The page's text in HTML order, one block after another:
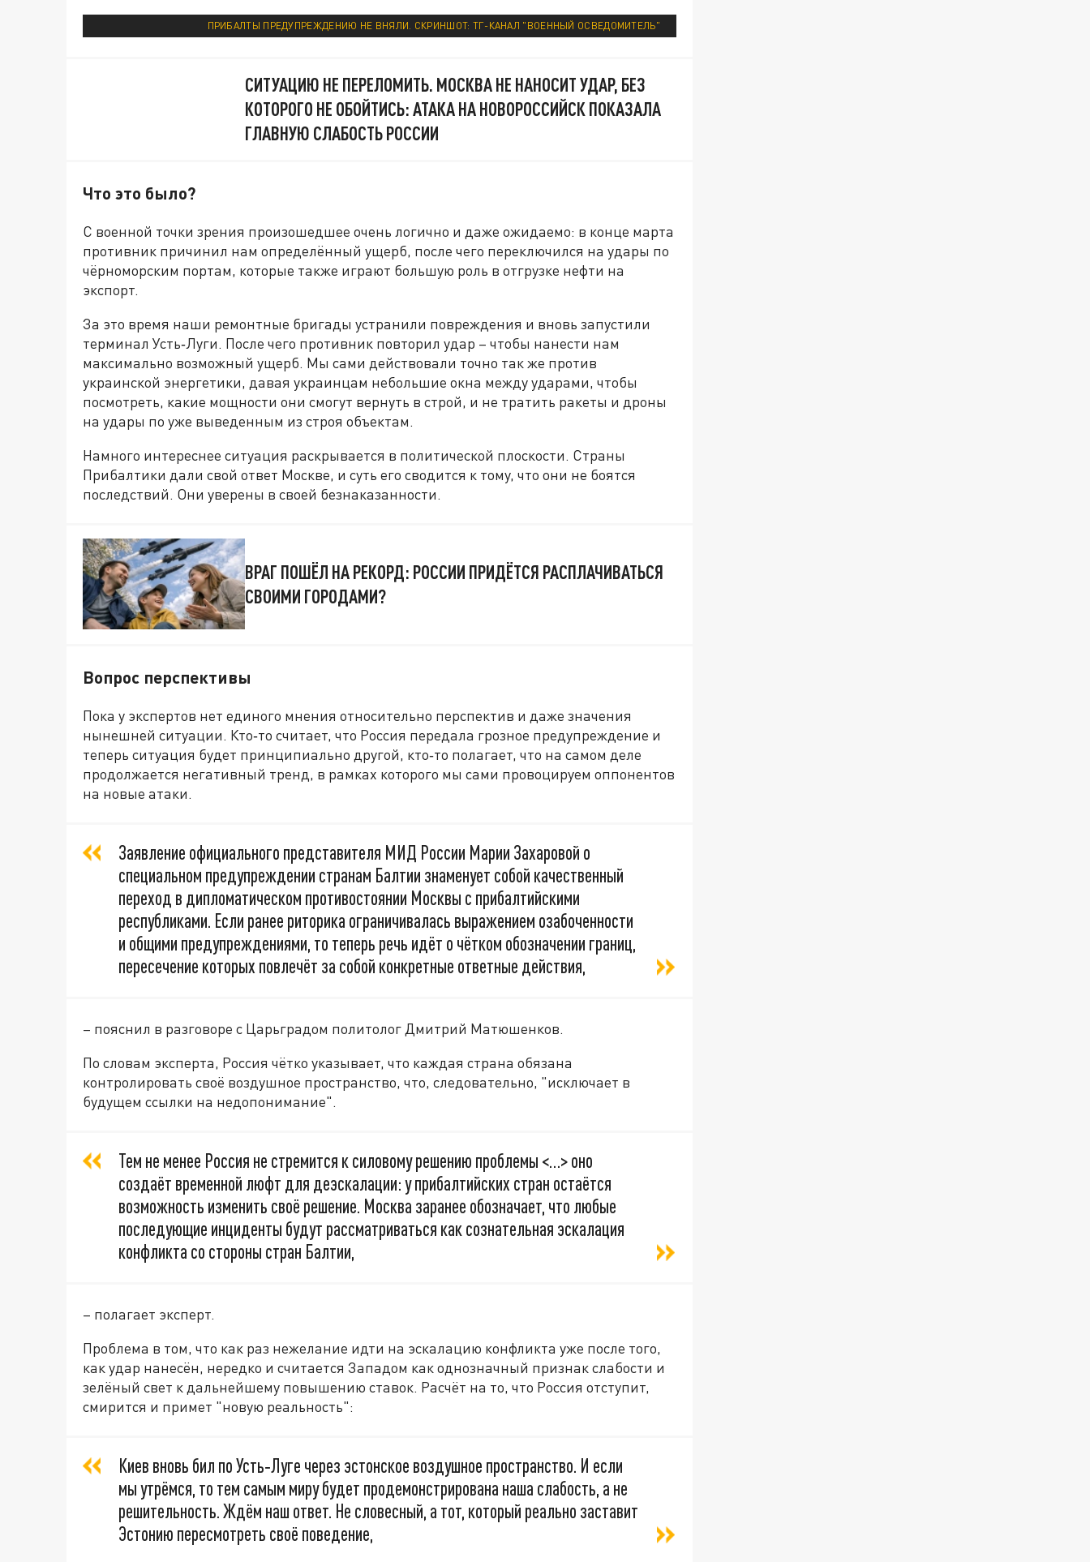
ПРИБАЛТЫ ПРЕДУПРЕЖДЕНИЮ НЕ ВНЯЛИ. СКРИНШОТ: ТГ-КАНАЛ "ВОЕННЫЙ ОСВЕДОМИТЕЛЬ"
СИТУАЦИЮ НЕ ПЕРЕЛОМИТЬ. МОСКВА НЕ НАНОСИТ УДАР, БЕЗ
КОТОРОГО НЕ ОБОЙТИСЬ: АТАКА НА НОВОРОССИЙСК ПОКАЗАЛА
ГЛАВНУЮ СЛАБОСТЬ РОССИИ
Что это было?
С военной точки зрения произошедшее очень логично и даже ожидаемо: в конце марта
противник причинил нам определённый ущерб, после чего переключился на удары по
чёрноморским портам, которые также играют большую роль в отгрузке нефти на
экспорт.
За это время наши ремонтные бригады устранили повреждения и вновь запустили
терминал Усть‑Луги. После чего противник повторил удар – чтобы нанести нам
максимально возможный ущерб. Мы сами действовали точно так же против
украинской энергетики, давая украинцам небольшие окна между ударами, чтобы
посмотреть, какие мощности они смогут вернуть в строй, и не тратить ракеты и дроны
на удары по уже выведенным из строя объектам.
Намного интереснее ситуация раскрывается в политической плоскости. Страны
Прибалтики дали свой ответ Москве, и суть его сводится к тому, что они не боятся
последствий. Они уверены в своей безнаказанности.
ВРАГ ПОШЁЛ НА РЕКОРД: РОССИИ ПРИДЁТСЯ РАСПЛАЧИВАТЬСЯ
СВОИМИ ГОРОДАМИ?
Вопрос перспективы
Пока у экспертов нет единого мнения относительно перспектив и даже значения
нынешней ситуации. Кто‑то считает, что Россия передала грозное предупреждение и
теперь ситуация будет принципиально другой, кто‑то полагает, что на самом деле
продолжается негативный тренд, в рамках которого мы сами провоцируем оппонентов
на новые атаки.
Заявление официального представителя МИД России Марии Захаровой о
специальном предупреждении странам Балтии знаменует собой качественный
переход в дипломатическом противостоянии Москвы с прибалтийскими
республиками. Если ранее риторика ограничивалась выражением озабоченности
и общими предупреждениями, то теперь речь идёт о чётком обозначении границ,
пересечение которых повлечёт за собой конкретные ответные действия,
– пояснил в разговоре с Царьградом политолог Дмитрий Матюшенков.
По словам эксперта, Россия чётко указывает, что каждая страна обязана
контролировать своё воздушное пространство, что, следовательно, "исключает в
будущем ссылки на недопонимание".
Тем не менее Россия не стремится к силовому решению проблемы <…> оно
создаёт временной люфт для деэскалации: у прибалтийских стран остаётся
возможность изменить своё решение. Москва заранее обозначает, что любые
последующие инциденты будут рассматриваться как сознательная эскалация
конфликта со стороны стран Балтии,
– полагает эксперт.
Проблема в том, что как раз нежелание идти на эскалацию конфликта уже после того,
как удар нанесён, нередко и считается Западом как однозначный признак слабости и
зелёный свет к дальнейшему повышению ставок. Расчёт на то, что Россия отступит,
смирится и примет "новую реальность":
Киев вновь бил по Усть‑Луге через эстонское воздушное пространство. И если
мы утрёмся, то тем самым миру будет продемонстрирована наша слабость, а не
решительность. Ждём наш ответ. Не словесный, а тот, который реально заставит
Эстонию пересмотреть своё поведение,